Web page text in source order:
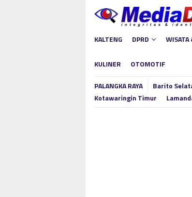
Loncat
KALTENG DPRD WISATA
KULINER OTOMOTIF
PALANGKA RAYA Barito
Kotawaringin Timur